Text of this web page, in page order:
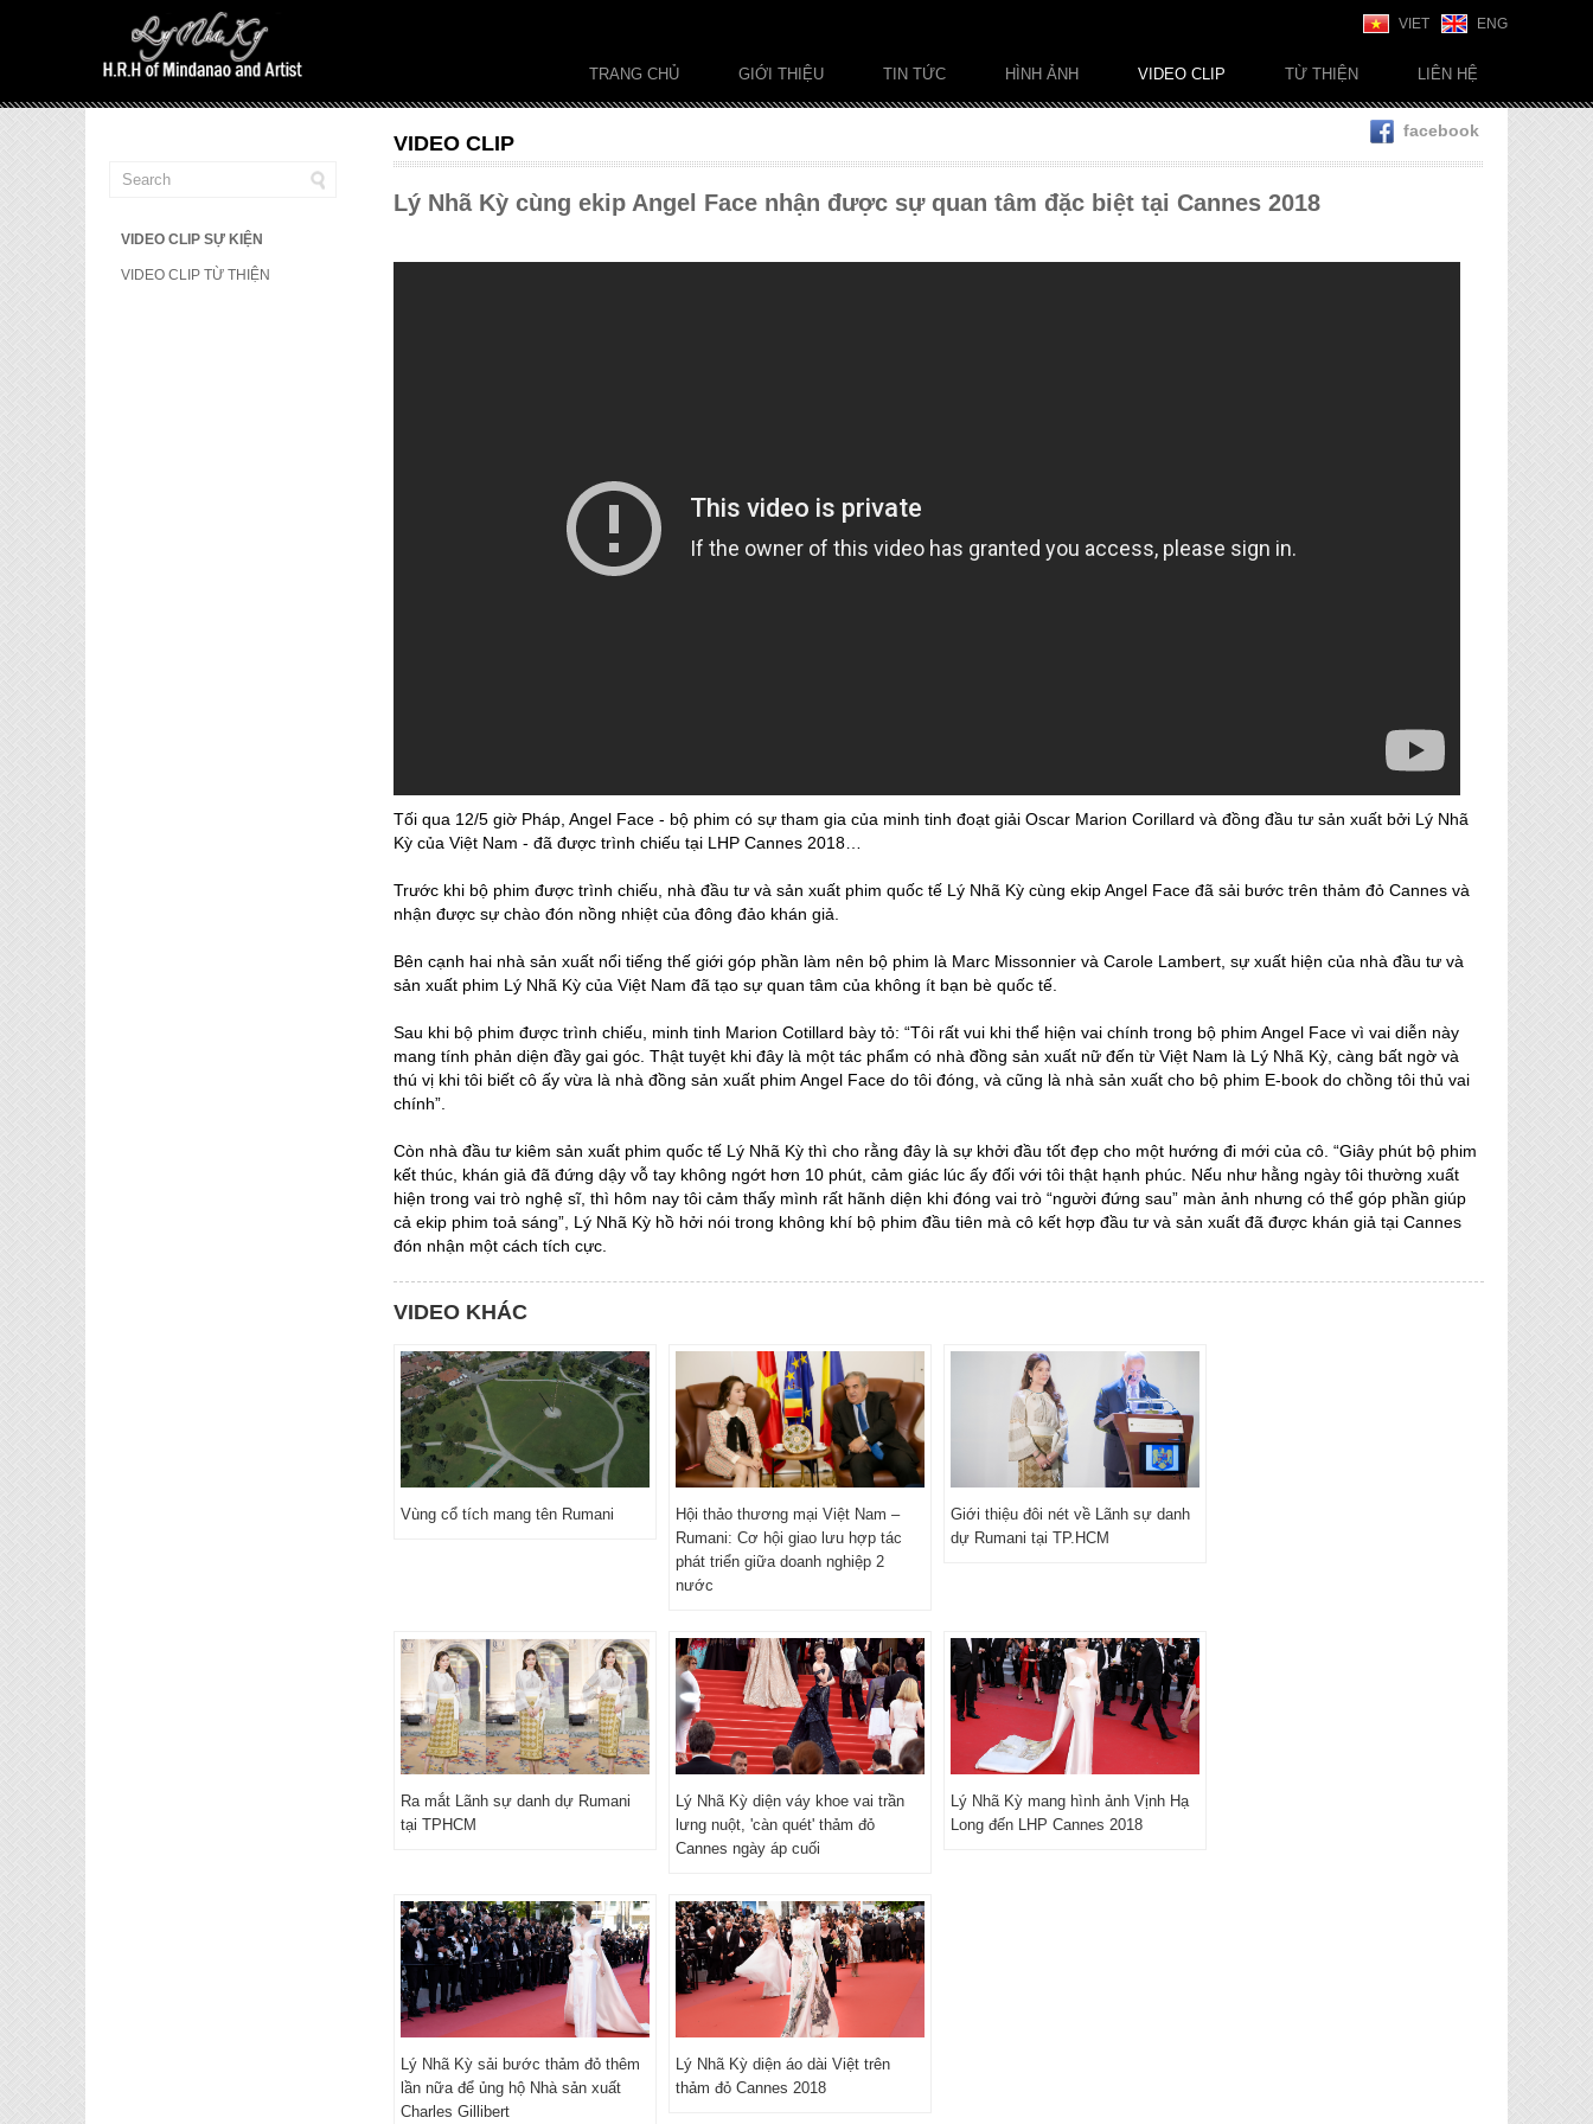
VIET ENG
TRANG CHỦ GIỚI THIỆU TIN TỨC HÌNH ẢNH VIDEO CLIP TỪ THIỆN LIÊN HỆ
facebook
VIDEO CLIP SỰ KIỆN
VIDEO CLIP TỪ THIỆN
VIDEO CLIP
Lý Nhã Kỳ cùng ekip Angel Face nhận được sự quan tâm đặc biệt tại Cannes 2018
Tối qua 12/5 giờ Pháp, Angel Face - bộ phim có sự tham gia của minh tinh đoạt giải Oscar Marion Corillard và đồng đầu tư sản xuất bởi Lý Nhã
Kỳ của Việt Nam - đã được trình chiếu tại LHP Cannes 2018…
Trước khi bộ phim được trình chiếu, nhà đầu tư và sản xuất phim quốc tế Lý Nhã Kỳ cùng ekip Angel Face đã sải bước trên thảm đỏ Cannes và
nhận được sự chào đón nồng nhiệt của đông đảo khán giả.
Bên cạnh hai nhà sản xuất nổi tiếng thế giới góp phần làm nên bộ phim là Marc Missonnier và Carole Lambert, sự xuất hiện của nhà đầu tư và
sản xuất phim Lý Nhã Kỳ của Việt Nam đã tạo sự quan tâm của không ít bạn bè quốc tế.
Sau khi bộ phim được trình chiếu, minh tinh Marion Cotillard bày tỏ: “Tôi rất vui khi thể hiện vai chính trong bộ phim Angel Face vì vai diễn này
mang tính phản diện đầy gai góc. Thật tuyệt khi đây là một tác phẩm có nhà đồng sản xuất nữ đến từ Việt Nam là Lý Nhã Kỳ, càng bất ngờ và
thú vị khi tôi biết cô ấy vừa là nhà đồng sản xuất phim Angel Face do tôi đóng, và cũng là nhà sản xuất cho bộ phim E-book do chồng tôi thủ vai
chính”.
Còn nhà đầu tư kiêm sản xuất phim quốc tế Lý Nhã Kỳ thì cho rằng đây là sự khởi đầu tốt đẹp cho một hướng đi mới của cô. “Giây phút bộ phim
kết thúc, khán giả đã đứng dậy vỗ tay không ngớt hơn 10 phút, cảm giác lúc ấy đối với tôi thật hạnh phúc. Nếu như hằng ngày tôi thường xuất
hiện trong vai trò nghệ sĩ, thì hôm nay tôi cảm thấy mình rất hãnh diện khi đóng vai trò “người đứng sau” màn ảnh nhưng có thể góp phần giúp
cả ekip phim toả sáng”, Lý Nhã Kỳ hồ hởi nói trong không khí bộ phim đầu tiên mà cô kết hợp đầu tư và sản xuất đã được khán giả tại Cannes
đón nhận một cách tích cực.
VIDEO KHÁC
Vùng cổ tích mang tên Rumani
Hội thảo thương mại Việt Nam –
Rumani: Cơ hội giao lưu hợp tác
phát triển giữa doanh nghiệp 2
nước
Giới thiệu đôi nét về Lãnh sự danh
dự Rumani tại TP.HCM
Ra mắt Lãnh sự danh dự Rumani
tại TPHCM
Lý Nhã Kỳ diện váy khoe vai trần
lưng nuột, 'càn quét' thảm đỏ
Cannes ngày áp cuối
Lý Nhã Kỳ mang hình ảnh Vịnh Hạ
Long đến LHP Cannes 2018
Lý Nhã Kỳ sải bước thảm đỏ thêm
lần nữa để ủng hộ Nhà sản xuất
Charles Gillibert
Lý Nhã Kỳ diện áo dài Việt trên
thảm đỏ Cannes 2018